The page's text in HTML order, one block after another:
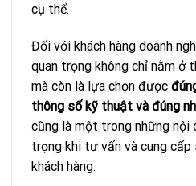
cụ thể.
Đối với khách hàng doanh
quan trọng không chỉ nằm ở
mà còn là lựa chọn được
thông số kỹ thuật và đúng
cũng là một trong những nội
trọng khi tư vấn và cung cấp
khách hàng.